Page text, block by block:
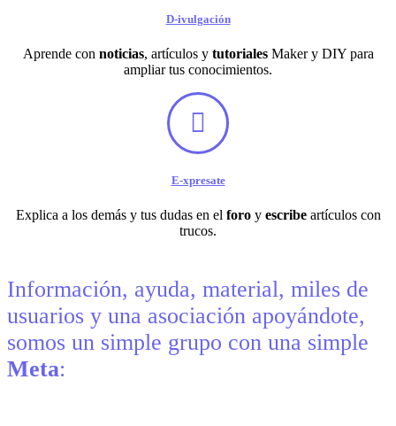
D-ivulgación
Aprende con noticias, artículos y tutorialesMaker y DIY para
ampliar tus conocimientos.
E-xpresate
Explica a los demás y tus dudas en el foroy escribeartículos con
trucos.
Información, ayuda, material, miles de
usuarios y una asociación apoyándote,
somos un simple grupo con una simple
Meta: